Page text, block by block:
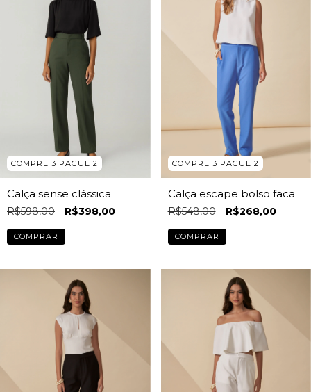
COMPRE 3 PAGUE 2
Calça sense clássica
R$598,00 R$398,00
COMPRAR
COMPRE 3 PAGUE 2
Calça escape bolso faca
R$548,00 R$268,00
COMPRAR